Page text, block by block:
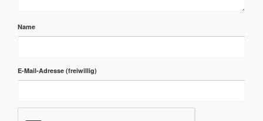
Name
E-Mail-Adresse